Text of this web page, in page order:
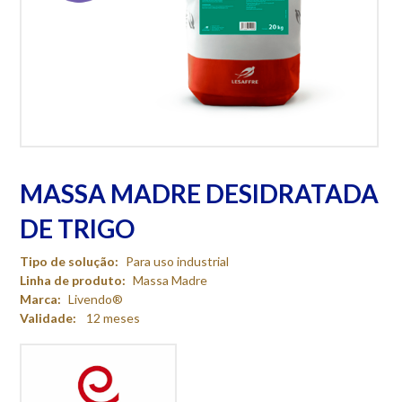
MASSA MADRE DESIDRATADA
DE TRIGO
Tipo de solução: Para uso industrial
Linha de produto: Massa Madre
Marca: Livendo®
Validade:
12 meses